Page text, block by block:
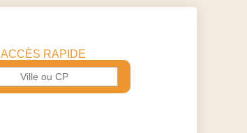
ACCÈS RAPIDE